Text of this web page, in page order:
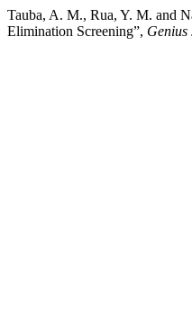
Tauba, A. M., Rua, Y. M. and
Elimination Screening”,